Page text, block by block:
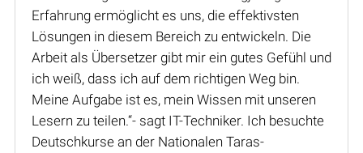
Erfahrung ermöglicht es uns, die effektivsten
Lösungen in diesem Bereich zu entwickeln. Die
Arbeit als Übersetzer gibt mir ein gutes Gefühl und
ich weiß, dass ich auf dem richtigen Weg bin.
Meine Aufgabe ist es, mein Wissen mit unseren
Lesern zu teilen.“- sagt IT-Techniker. Ich besuchte
Deutschkurse an der Nationalen Taras-